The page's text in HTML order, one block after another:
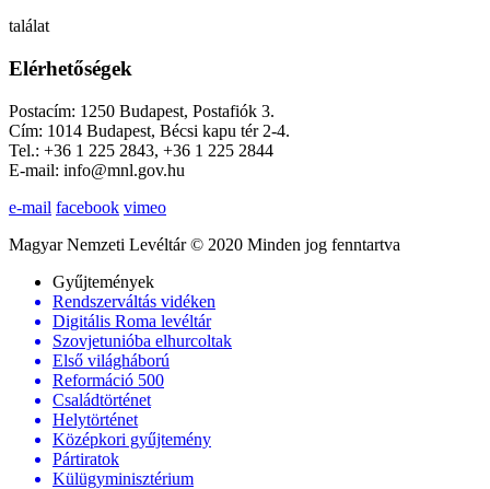
találat
Elérhetőségek
Postacím: 1250 Budapest, Postafiók 3.
Cím: 1014 Budapest, Bécsi kapu tér 2-4.
Tel.: +36 1 225 2843, +36 1 225 2844
E-mail: info@mnl.gov.hu
e-mail facebook vimeo
Magyar Nemzeti Levéltár © 2020 Minden jog fenntartva
Gyűjtemények
Rendszerváltás vidéken
Digitális Roma levéltár
Szovjetunióba elhurcoltak
Első világháború
Reformáció 500
Családtörténet
Helytörténet
Középkori gyűjtemény
Pártiratok
Külügyminisztérium